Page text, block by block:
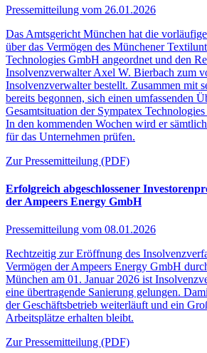
Pressemitteilung vom 26.01.2026
Das Amtsgericht München hat die
über das Vermögen des Münchener
Technologies GmbH angeordnet und den
Insolvenzverwalter Axel W. Bierbach zum
Insolvenzverwalter bestellt. Zusammen mit
bereits begonnen, sich einen umfassenden
Gesamtsituation der Sympatex
In den kommenden Wochen wird er
für das Unternehmen prüfen.
Zur Pressemitteilung (PDF)
Erfolgreich abgeschlossener
der Ampeers Energy GmbH
Pressemitteilung vom 08.01.2026
Rechtzeitig zur Eröffnung des
Vermögen der Ampeers Energy GmbH
München am 01. Januar 2026 ist
eine übertragende Sanierung gelungen.
der Geschäftsbetrieb weiterläuft und ein
Arbeitsplätze erhalten bleibt.
Zur Pressemitteilung (PDF)